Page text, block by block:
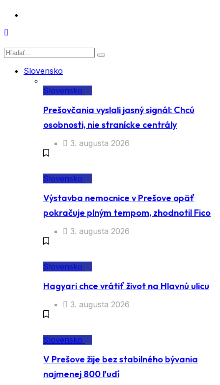
Slovensko
Slovensko
Prešovčania vyslali jasný signál: Chcú
osobnosti, nie stranícke centrály
3. augusta 2026
Slovensko
Výstavba nemocnice v Prešove opäť
pokračuje plným tempom, zhodnotil Fico
3. augusta 2026
Slovensko
Hagyari chce vrátiť život na Hlavnú ulicu
3. augusta 2026
Slovensko
V Prešove žije bez stabilného bývania
najmenej 800 ľudí